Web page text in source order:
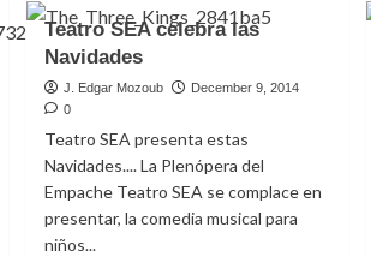
mas
de
Yvette
Quintero
Teatro SEA celebra las
Navidades
J. Edgar Mozoub
December 9, 2014
0
Teatro SEA presenta estas
Navidades.... La Plenópera del
Empache Teatro SEA se complace en
presentar, la comedia musical para
niños...